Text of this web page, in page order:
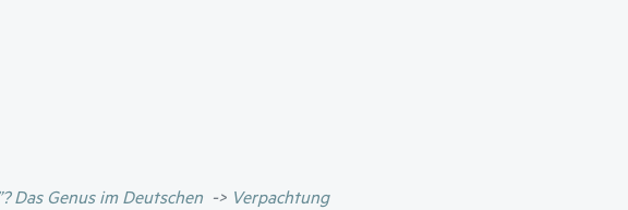
Das Genus im Deutschen Verpachtung